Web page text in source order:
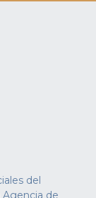
del
Agencia de